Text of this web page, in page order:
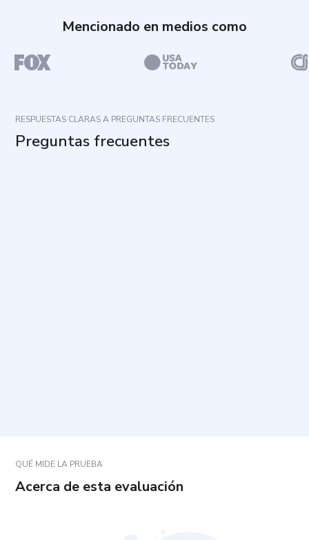
Mencionado en medios como
RESPUESTAS CLARAS A PREGUNTAS FRECUENTES
Preguntas frecuentes
QUÉ MIDE LA PRUEBA
Acerca de esta evaluación